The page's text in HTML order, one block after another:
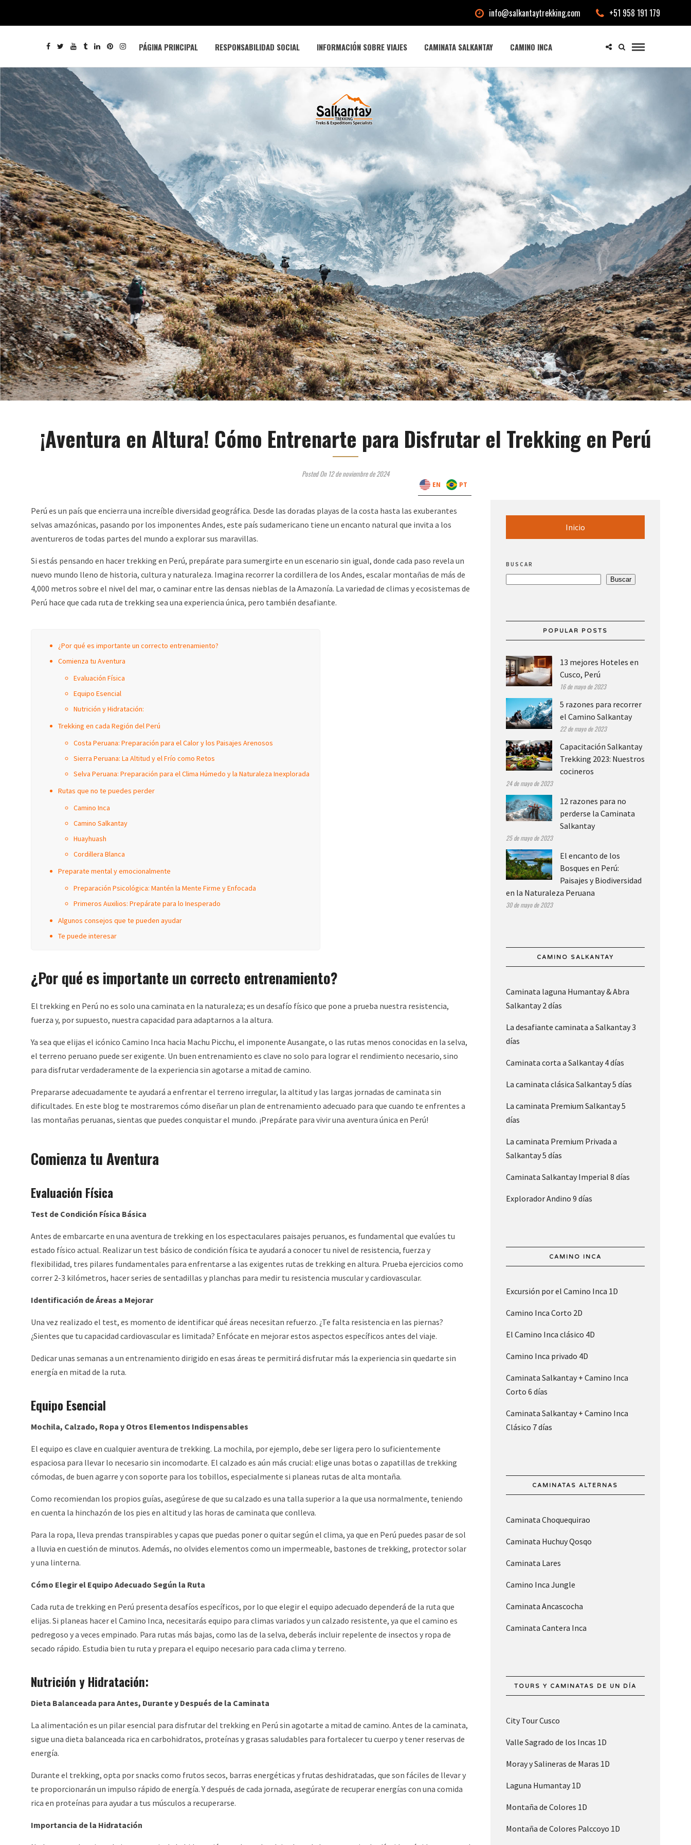
info@salkantaytrekking.com +51 958 191 179
PÁGINA PRINCIPAL RESPONSABILIDAD SOCIAL INFORMACIÓN SOBRE VIAJES CAMINATA SALKANTAY CAMINO INCA
¡Aventura en Altura! Cómo Entrenarte para Disfrutar el Trekking en Perú
Posted On 12 de noviembre de 2024
EN PT
Perú es un país que encierra una increíble diversidad geográfica. Desde las doradas playas de la costa hasta las exuberantes
selvas amazónicas, pasando por los imponentes Andes, este país sudamericano tiene un encanto natural que invita a los
aventureros de todas partes del mundo a explorar sus maravillas.
Si estás pensando en hacer trekking en Perú, prepárate para sumergirte en un escenario sin igual, donde cada paso revela un
nuevo mundo lleno de historia, cultura y naturaleza. Imagina recorrer la cordillera de los Andes, escalar montañas de más de
4,000 metros sobre el nivel del mar, o caminar entre las densas nieblas de la Amazonía. La variedad de climas y ecosistemas de
Perú hace que cada ruta de trekking sea una experiencia única, pero también desafiante.
¿Por qué es importante un correcto entrenamiento?
Comienza tu Aventura
Evaluación Física
Equipo Esencial
Nutrición y Hidratación:
Trekking en cada Región del Perú
Costa Peruana: Preparación para el Calor y los Paisajes Arenosos
Sierra Peruana: La Altitud y el Frío como Retos
Selva Peruana: Preparación para el Clima Húmedo y la Naturaleza Inexplorada
Rutas que no te puedes perder
Camino Inca
Camino Salkantay
Huayhuash
Cordillera Blanca
Preparate mental y emocionalmente
Preparación Psicológica: Mantén la Mente Firme y Enfocada
Primeros Auxilios: Prepárate para lo Inesperado
Algunos consejos que te pueden ayudar
Te puede interesar
¿Por qué es importante un correcto entrenamiento?
El trekking en Perú no es solo una caminata en la naturaleza; es un desafío físico que pone a prueba nuestra resistencia,
fuerza y, por supuesto, nuestra capacidad para adaptarnos a la altura.
Ya sea que elijas el icónico Camino Inca hacia Machu Picchu, el imponente Ausangate, o las rutas menos conocidas en la selva,
el terreno peruano puede ser exigente. Un buen entrenamiento es clave no solo para lograr el rendimiento necesario, sino
para disfrutar verdaderamente de la experiencia sin agotarse a mitad de camino.
Prepararse adecuadamente te ayudará a enfrentar el terreno irregular, la altitud y las largas jornadas de caminata sin
dificultades. En este blog te mostraremos cómo diseñar un plan de entrenamiento adecuado para que cuando te enfrentes a
las montañas peruanas, sientas que puedes conquistar el mundo. ¡Prepárate para vivir una aventura única en Perú!
Comienza tu Aventura
Evaluación Física
Test de Condición Física Básica
Antes de embarcarte en una aventura de trekking en los espectaculares paisajes peruanos, es fundamental que evalúes tu
estado físico actual. Realizar un test básico de condición física te ayudará a conocer tu nivel de resistencia, fuerza y
flexibilidad, tres pilares fundamentales para enfrentarse a las exigentes rutas de trekking en altura. Prueba ejercicios como
correr 2-3 kilómetros, hacer series de sentadillas y planchas para medir tu resistencia muscular y cardiovascular.
Identificación de Áreas a Mejorar
Una vez realizado el test, es momento de identificar qué áreas necesitan refuerzo. ¿Te falta resistencia en las piernas?
¿Sientes que tu capacidad cardiovascular es limitada? Enfócate en mejorar estos aspectos específicos antes del viaje.
Dedicar unas semanas a un entrenamiento dirigido en esas áreas te permitirá disfrutar más la experiencia sin quedarte sin
energía en mitad de la ruta.
Equipo Esencial
Mochila, Calzado, Ropa y Otros Elementos Indispensables
El equipo es clave en cualquier aventura de trekking. La mochila, por ejemplo, debe ser ligera pero lo suficientemente
espaciosa para llevar lo necesario sin incomodarte. El calzado es aún más crucial: elige unas botas o zapatillas de trekking
cómodas, de buen agarre y con soporte para los tobillos, especialmente si planeas rutas de alta montaña.
Como recomiendan los propios guías, asegúrese de que su calzado es una talla superior a la que usa normalmente, teniendo
en cuenta la hinchazón de los pies en altitud y las horas de caminata que conlleva.
Para la ropa, lleva prendas transpirables y capas que puedas poner o quitar según el clima, ya que en Perú puedes pasar de sol
a lluvia en cuestión de minutos. Además, no olvides elementos como un impermeable, bastones de trekking, protector solar
y una linterna.
Cómo Elegir el Equipo Adecuado Según la Ruta
Cada ruta de trekking en Perú presenta desafíos específicos, por lo que elegir el equipo adecuado dependerá de la ruta que
elijas. Si planeas hacer el Camino Inca, necesitarás equipo para climas variados y un calzado resistente, ya que el camino es
pedregoso y a veces empinado. Para rutas más bajas, como las de la selva, deberás incluir repelente de insectos y ropa de
secado rápido. Estudia bien tu ruta y prepara el equipo necesario para cada clima y terreno.
Nutrición y Hidratación:
Dieta Balanceada para Antes, Durante y Después de la Caminata
La alimentación es un pilar esencial para disfrutar del trekking en Perú sin agotarte a mitad de camino. Antes de la caminata,
sigue una dieta balanceada rica en carbohidratos, proteínas y grasas saludables para fortalecer tu cuerpo y tener reservas de
energía.
Durante el trekking, opta por snacks como frutos secos, barras energéticas y frutas deshidratadas, que son fáciles de llevar y
te proporcionarán un impulso rápido de energía. Y después de cada jornada, asegúrate de recuperar energías con una comida
rica en proteínas para ayudar a tus músculos a recuperarse.
Importancia de la Hidratación
Inicio
BUSCAR
Buscar
POPULAR POSTS
13 mejores Hoteles en
Cusco, Perú
16 de mayo de 2023
5 razones para recorrer
el Camino Salkantay
22 de mayo de 2023
Capacitación Salkantay
Trekking 2023: Nuestros
cocineros
24 de mayo de 2023
12 razones para no
perderse la Caminata
Salkantay
25 de mayo de 2023
El encanto de los
Bosques en Perú:
Paisajes y Biodiversidad
en la Naturaleza Peruana
30 de mayo de 2023
CAMINO SALKANTAY
Caminata laguna Humantay & Abra
Salkantay 2 días
La desafiante caminata a Salkantay 3
días
Caminata corta a Salkantay 4 días
La caminata clásica Salkantay 5 días
La caminata Premium Salkantay 5
días
La caminata Premium Privada a
Salkantay 5 días
Caminata Salkantay Imperial 8 días
Explorador Andino 9 días
CAMINO INCA
Excursión por el Camino Inca 1D
Camino Inca Corto 2D
El Camino Inca clásico 4D
Camino Inca privado 4D
Caminata Salkantay + Camino Inca
Corto 6 días
Caminata Salkantay + Camino Inca
Clásico 7 días
CAMINATAS ALTERNAS
Caminata Choquequirao
Caminata Huchuy Qosqo
Caminata Lares
Camino Inca Jungle
Caminata Ancascocha
Caminata Cantera Inca
TOURS Y CAMINATAS DE UN DÍA
City Tour Cusco
Valle Sagrado de los Incas 1D
Moray y Salineras de Maras 1D
Laguna Humantay 1D
Montaña de Colores 1D
Montaña de Colores Palccoyo 1D